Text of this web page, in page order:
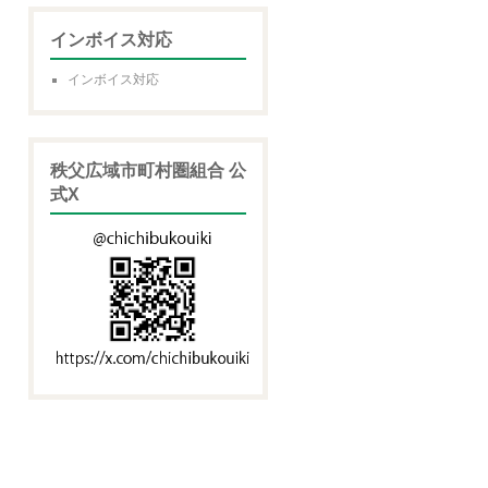
インボイス対応
インボイス対応
秩父広域市町村圏組合 公
式X